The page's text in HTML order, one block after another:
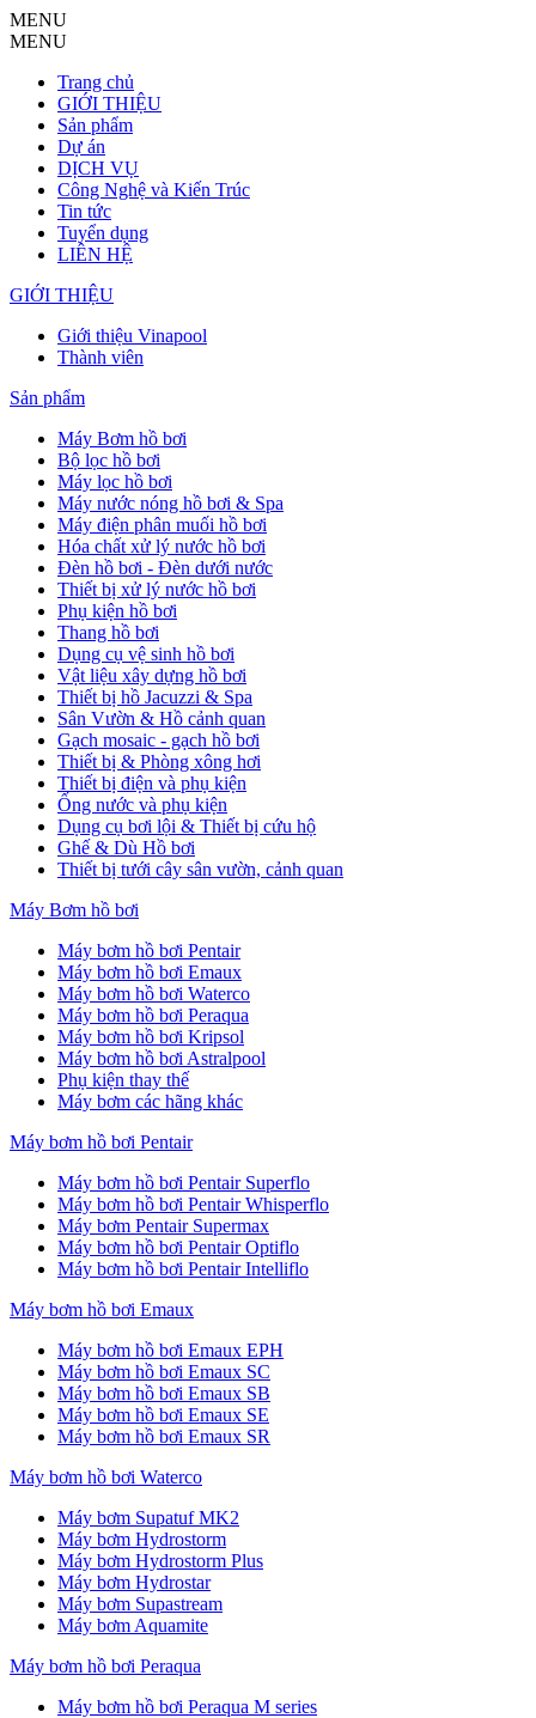
MENU
MENU
Trang chủ
GIỚI THIỆU
Sản phẩm
Dự án
DỊCH VỤ
Công Nghệ và Kiến Trúc
Tin tức
Tuyển dụng
LIÊN HỆ
GIỚI THIỆU
Giới thiệu Vinapool
Thành viên
Sản phẩm
Máy Bơm hồ bơi
Bộ lọc hồ bơi
Máy lọc hồ bơi
Máy nước nóng hồ bơi & Spa
Máy điện phân muối hồ bơi
Hóa chất xử lý nước hồ bơi
Đèn hồ bơi - Đèn dưới nước
Thiết bị xử lý nước hồ bơi
Phụ kiện hồ bơi
Thang hồ bơi
Dụng cụ vệ sinh hồ bơi
Vật liệu xây dựng hồ bơi
Thiết bị hồ Jacuzzi & Spa
Sân Vườn & Hồ cảnh quan
Gạch mosaic - gạch hồ bơi
Thiết bị & Phòng xông hơi
Thiết bị điện và phụ kiện
Ống nước và phụ kiện
Dụng cụ bơi lội & Thiết bị cứu hộ
Ghế & Dù Hồ bơi
Thiết bị tưới cây sân vườn, cảnh quan
Máy Bơm hồ bơi
Máy bơm hồ bơi Pentair
Máy bơm hồ bơi Emaux
Máy bơm hồ bơi Waterco
Máy bơm hồ bơi Peraqua
Máy bơm hồ bơi Kripsol
Máy bơm hồ bơi Astralpool
Phụ kiện thay thế
Máy bơm các hãng khác
Máy bơm hồ bơi Pentair
Máy bơm hồ bơi Pentair Superflo
Máy bơm hồ bơi Pentair Whisperflo
Máy bơm Pentair Supermax
Máy bơm hồ bơi Pentair Optiflo
Máy bơm hồ bơi Pentair Intelliflo
Máy bơm hồ bơi Emaux
Máy bơm hồ bơi Emaux EPH
Máy bơm hồ bơi Emaux SC
Máy bơm hồ bơi Emaux SB
Máy bơm hồ bơi Emaux SE
Máy bơm hồ bơi Emaux SR
Máy bơm hồ bơi Waterco
Máy bơm Supatuf MK2
Máy bơm Hydrostorm
Máy bơm Hydrostorm Plus
Máy bơm Hydrostar
Máy bơm Supastream
Máy bơm Aquamite
Máy bơm hồ bơi Peraqua
Máy bơm hồ bơi Peraqua M series